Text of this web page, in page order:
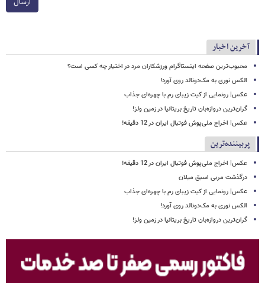
آخرین اخبار
محبوب‌ترین صفحه اینستاگرام ورزشکاران مرد در اختیار چه کسی است؟
الکس نوری به مک‌دونالد روی آورد!
عکس| رونمایی از کیت زیبای رم با چهره‌ای جذاب
گران‌ترین دروازه‌بان تاریخ بریتانیا در زمین ولز!
عکس| اخراج ملی‌پوش فوتبال ایران در 12 دقیقه!
پربیننده‌ترین
عکس| اخراج ملی‌پوش فوتبال ایران در 12 دقیقه!
درگذشت مربی اسبق میلان
عکس| رونمایی از کیت زیبای رم با چهره‌ای جذاب
الکس نوری به مک‌دونالد روی آورد!
گران‌ترین دروازه‌بان تاریخ بریتانیا در زمین ولز!